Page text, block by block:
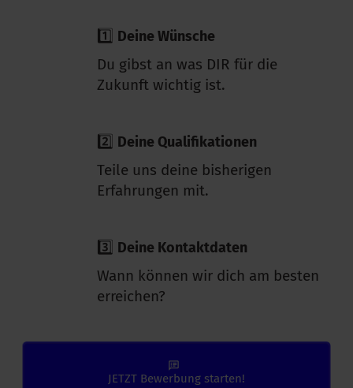
1️⃣ Deine Wünsche
Du gibst an was DIR für die
Zukunft wichtig ist.
2️⃣ Deine Qualifikationen
Teile uns deine bisherigen
Erfahrungen mit.
3️⃣ Deine Kontaktdaten
Wann können wir dich am besten
erreichen?
JETZT Bewerbung starten!